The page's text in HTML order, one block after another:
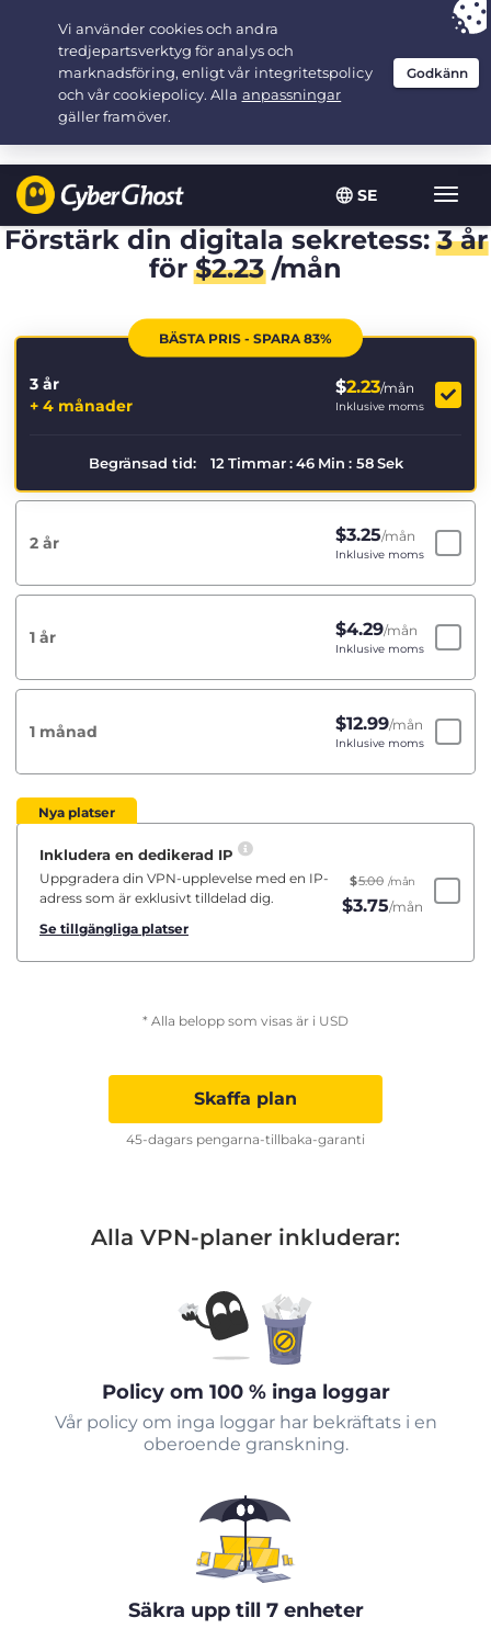
SE
Växla
Your choice:The Best Dealfor 3.3333333333333-years at $
/month
Förstärk din digitala sekretess:3 år
för$2.23/mån
BÄSTA PRIS - SPARA 83%
3 år
+ 4 månader
$2.23/mån
Inklusive moms
Begränsad tid: 12 Timmar : 46 Min : 57 Sek
2 år $3.25/mån
Inklusive moms
1 år $4.29/mån
Inklusive moms
1 månad $12.99/mån
Inklusive moms
Nya platser
Inkludera en dedikerad IP
Uppgradera din VPN-upplevelse med en IP-
adress som är exklusivt tilldelad dig.
Se tillgängliga platser
$5.00 /mån
$3.75/mån
* Alla belopp som visas är i USD
Skaffa plan
45-dagars pengarna-tillbaka-garanti
Alla VPN-planer inkluderar:
Policy om 100 % inga loggar
Vår policy om inga loggar har bekräftats i en
oberoende granskning.
Säkra upp till 7 enheter